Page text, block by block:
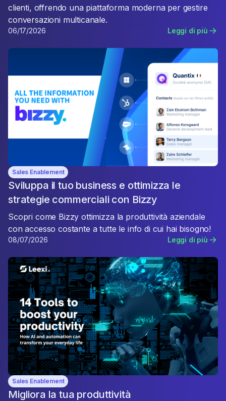
clienti, offrendo una piattaforma moderna per gestire
conversazioni multicanale.
06/17/2026 Leggi di più
Sales Enablement
Sviluppa il tuo business e ottimizza le
strategie commerciali con Bizzy
Scopri come Bizzy ottimizza la produttività aziendale
con accesso costante a tutte le info di cui hai bisogno!
08/07/2026 Leggi di più
Sales Enablement
Migliora la tua produttività